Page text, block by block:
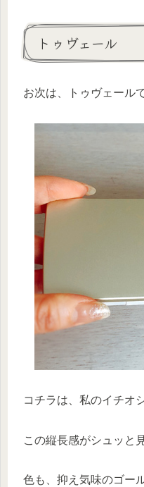
トゥヴェール
お次は、トゥヴェール
コチラは、私のイチオ
この縦長感がシュッと
色も、抑え気味のゴー